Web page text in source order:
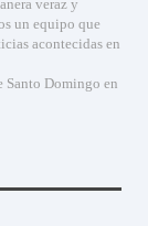
veraz y
un equipo que
acontecidas en
Santo Domingo en